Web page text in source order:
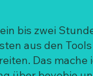
bis zwei
aus den
Das mache